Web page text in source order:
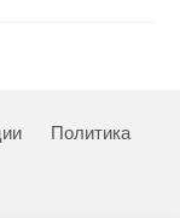
Политика